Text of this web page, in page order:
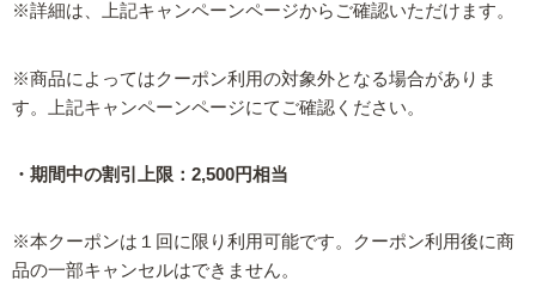
※詳細は、上記キャンペーンページからご確認いただけます。
※商品によってはクーポン利用の対象外となる場合がありま
す。上記キャンペーンページにてご確認ください。
・期間中の割引上限：2,500円相当
※本クーポンは１回に限り利用可能です。クーポン利用後に商
品の一部キャンセルはできません。